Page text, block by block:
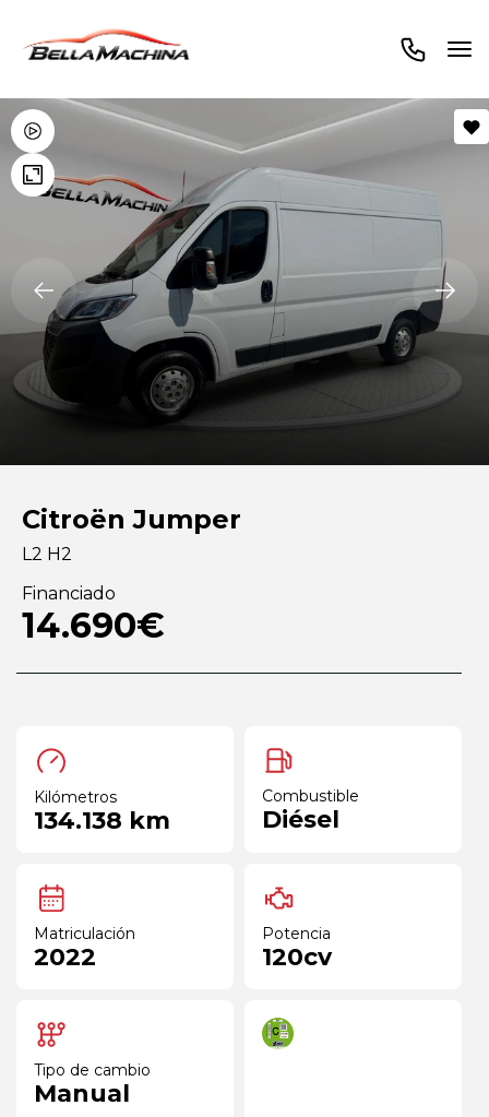
Citroën Jumper
L2 H2
Financiado
14.690€
Kilómetros
134.138 km
Combustible
Diésel
Matriculación
2022
Potencia
120cv
Tipo de cambio
Manual